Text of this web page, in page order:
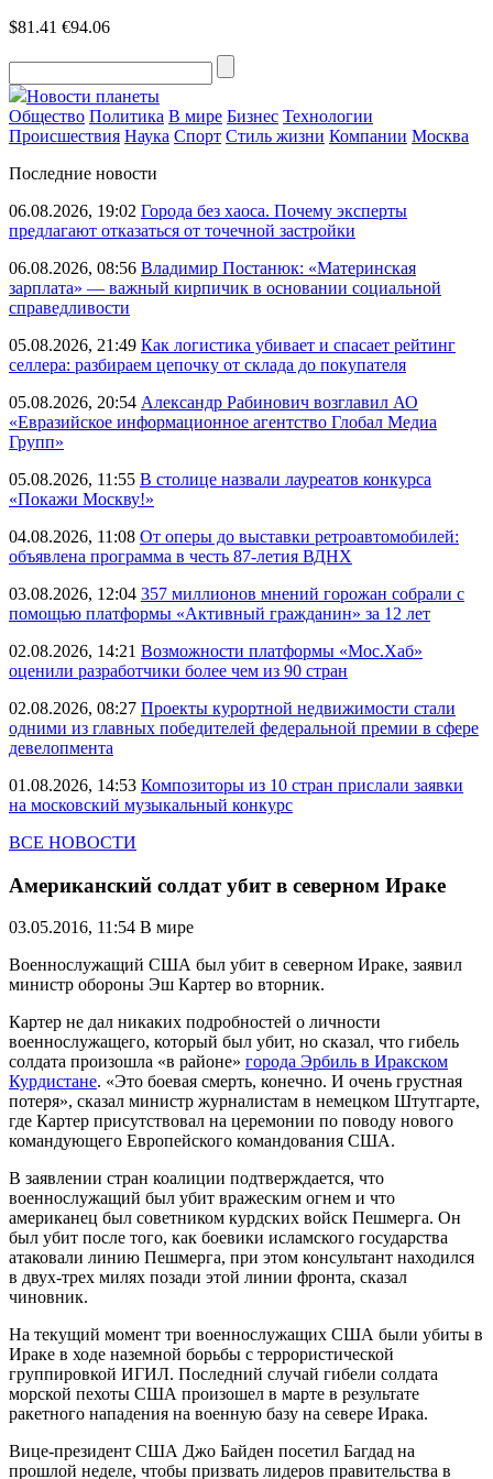
$81.41 €94.06
Новости планеты
Общество Политика В мире Бизнес Технологии
Происшествия Наука Спорт Стиль жизни Компании Москва
Последние новости
06.08.2026, 19:02 Города без хаоса. Почему эксперты
предлагают отказаться от точечной застройки
06.08.2026, 08:56 Владимир Постанюк: «Материнская
зарплата» — важный кирпичик в основании социальной
справедливости
05.08.2026, 21:49 Как логистика убивает и спасает рейтинг
селлера: разбираем цепочку от склада до покупателя
05.08.2026, 20:54 Александр Рабинович возглавил АО
«Евразийское информационное агентство Глобал Медиа
Групп»
05.08.2026, 11:55 В столице назвали лауреатов конкурса
«Покажи Москву!»
04.08.2026, 11:08 От оперы до выставки ретроавтомобилей:
объявлена программа в честь 87-летия ВДНХ
03.08.2026, 12:04 357 миллионов мнений горожан собрали с
помощью платформы «Активный гражданин» за 12 лет
02.08.2026, 14:21 Возможности платформы «Мос.Хаб»
оценили разработчики более чем из 90 стран
02.08.2026, 08:27 Проекты курортной недвижимости стали
одними из главных победителей федеральной премии в сфере
девелопмента
01.08.2026, 14:53 Композиторы из 10 стран прислали заявки
на московский музыкальный конкурс
ВСЕ НОВОСТИ
Американский солдат убит в северном Ираке
03.05.2016, 11:54 В мире
Военнослужащий США был убит в северном Ираке, заявил
министр обороны Эш Картер во вторник.
Картер не дал никаких подробностей о личности
военнослужащего, который был убит, но сказал, что гибель
солдата произошла «в районе» города Эрбиль в Иракском
Курдистане. «Это боевая смерть, конечно. И очень грустная
потеря», сказал министр журналистам в немецком Штутгарте,
где Картер присутствовал на церемонии по поводу нового
командующего Европейского командования США.
В заявлении стран коалиции подтверждается, что
военнослужащий был убит вражеским огнем и что
американец был советником курдских войск Пешмерга. Он
был убит после того, как боевики исламского государства
атаковали линию Пешмерга, при этом консультант находился
в двух-трех милях позади этой линии фронта, сказал
чиновник.
На текущий момент три военнослужащих США были убиты в
Ираке в ходе наземной борьбы с террористической
группировкой ИГИЛ. Последний случай гибели солдата
морской пехоты США произошел в марте в результате
ракетного нападения на военную базу на севере Ирака.
Вице-президент США Джо Байден посетил Багдад на
прошлой неделе, чтобы призвать лидеров правительства в